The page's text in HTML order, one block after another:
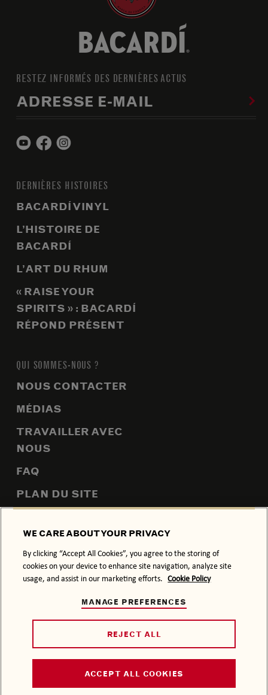
RESTEZ INFORMÉS DES DERNIÈRES ACTUS
ADRESSE E-MAIL
DERNIÈRES HISTOIRES
BACARDÍ VINYL
L’HISTOIRE DE
BACARDÍ
L’ART DU RHUM
« RAISE YOUR
SPIRITS » : BACARDÍ
RÉPOND PRÉSENT
QUI SOMMES-NOUS ?
NOUS CONTACTER
MÉDIAS
TRAVAILLER AVEC
NOUS
FAQ
PLAN DU SITE
POLITIQUE DE CONFIDENTIALITÉ POLITIQUE RELATIVE AUX COOKIES
CONDITIONS GÉNÉRALES
CONSOMMER AVEC MODÉRATION.
© 2026 BACARDÍ, SON HABILLAGE COMMERCIAL ET LE
LOGO CHAUVE-SOURIS SONT DES MARQUES DE
COMMERCE DE BACARDI & COMPANY LIMITED. BACARDÍ
D’ALCOOL PAR VOLUME.
WE CARE ABOUT YOUR PRIVACY
By clicking “Accept All Cookies”, you agree to the storing of
cookies on your device to enhance site navigation, analyze site
usage, and assist in our marketing efforts. Cookie Policy
MANAGE PREFERENCES
REJECT ALL
ACCEPT ALL COOKIES